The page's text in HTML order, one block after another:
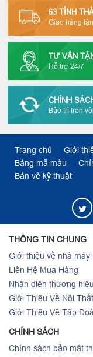
63 TỈNH
Giao hàng
TƯ VẤN
Hỗ trợ 24/7
CHÍNH
Bảo trì trọn
Trang chủ Giới
Bảng mã màu
Bản vẽ kỹ thuật
THÔNG TIN CHUNG
Giới thiệu về nhà máy
Liên Hệ Mua Hàng
Nhận diện thương
Giới Thiệu Về Nội
Giới Thiệu Về Tập
CHÍNH SÁCH
Chính sách bảo mật